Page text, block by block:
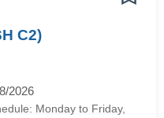
C2)
2026
Monday to Friday,